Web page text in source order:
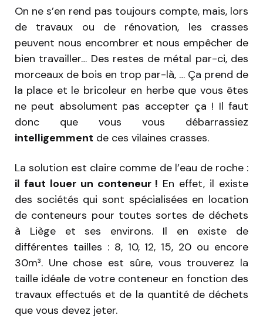
On ne s’en rend pas toujours compte, mais, lors
de travaux ou de rénovation, les crasses
peuvent nous encombrer et nous empêcher de
bien travailler… Des restes de métal par-ci, des
morceaux de bois en trop par-là, … Ça prend de
la place et le bricoleur en herbe que vous êtes
ne peut absolument pas accepter ça ! Il faut
donc que vous vous débarrassiez
intelligemment de ces vilaines crasses.
La solution est claire comme de l’eau de roche :
il faut louer un conteneur ! En effet, il existe
des sociétés qui sont spécialisées en location
de conteneurs pour toutes sortes de déchets
à Liège et ses environs. Il en existe de
différentes tailles : 8, 10, 12, 15, 20 ou encore
30m³. Une chose est sûre, vous trouverez la
taille idéale de votre conteneur en fonction des
travaux effectués et de la quantité de déchets
que vous devez jeter.